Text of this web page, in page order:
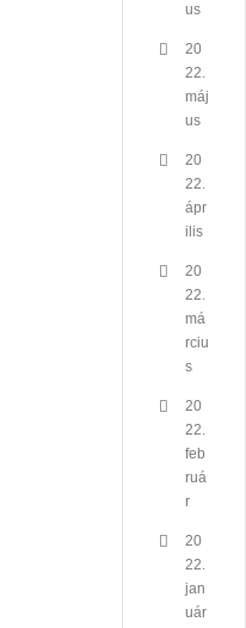
us
20
22.
máj
us
20
22.
ápr
ilis
20
22.
má
rciu
s
20
22.
feb
ruá
r
20
22.
jan
uár